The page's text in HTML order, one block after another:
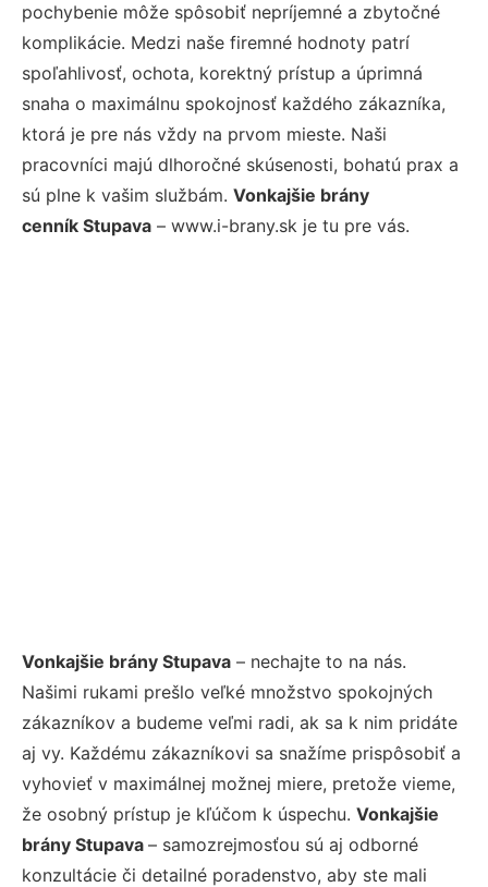
pochybenie môže spôsobiť nepríjemné a zbytočné
komplikácie. Medzi naše firemné hodnoty patrí
spoľahlivosť, ochota, korektný prístup a úprimná
snaha o maximálnu spokojnosť každého zákazníka,
ktorá je pre nás vždy na prvom mieste. Naši
pracovníci majú dlhoročné skúsenosti, bohatú prax a
sú plne k vašim službám. Vonkajšie brány
cenník Stupava – www.i-brany.sk je tu pre vás.
Vonkajšie brány Stupava – nechajte to na nás.
Našimi rukami prešlo veľké množstvo spokojných
zákazníkov a budeme veľmi radi, ak sa k nim pridáte
aj vy. Každému zákazníkovi sa snažíme prispôsobiť a
vyhovieť v maximálnej možnej miere, pretože vieme,
že osobný prístup je kľúčom k úspechu. Vonkajšie
brány Stupava – samozrejmosťou sú aj odborné
konzultácie či detailné poradenstvo, aby ste mali